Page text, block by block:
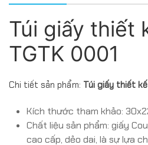
Túi giấy thiết
TGTK 0001
Chi tiết sản phẩm: Túi giấy thiết
Kích thước tham khảo:
Chất liệu sản phẩm: giấy
cao cấp, dẻo dai, là sự lựa